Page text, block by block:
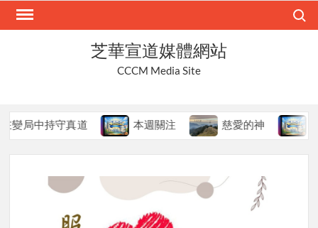
Skip
芝華宣道媒體網站
CCCM Media Site
局中持守真道 本週關注 慈愛的神 本週